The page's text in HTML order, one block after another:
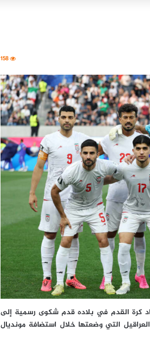
158
كرة القدم في بلاده قدم شكوى رسمية إلى
التي وضعتها خلال استضافة مونديال